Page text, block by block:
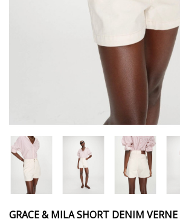
GRACE & MILA SHORT DENIM